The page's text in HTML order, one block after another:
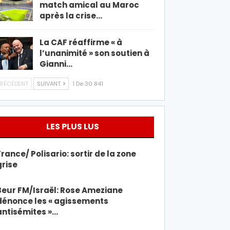
match amical au Maroc
après la crise…
La CAF réaffirme « à
l’unanimité » son soutien à
Gianni…
SUIVANT 1 De 30 841
LES PLUS LUS
Polisario: sortir de la zone
FM/Israël: Rose Ameziane
les « agissements
»…